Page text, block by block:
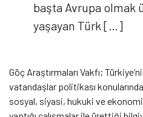
başta Avrupa olmak
yaşayan Türk […]
Göç Araştırmaları Vakfı;
vatandaşlar politikası
sosyal, siyasi, hukuki ve